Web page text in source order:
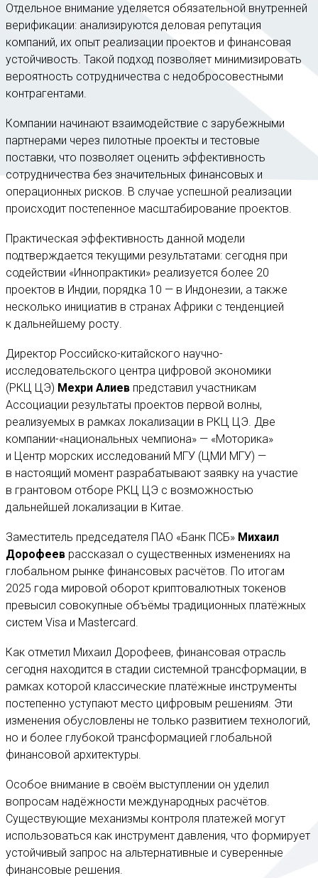
Отдельное внимание уделяется обязательной внутренней
верификации: анализируются деловая репутация
компаний, их опыт реализации проектов и финансовая
устойчивость. Такой подход позволяет минимизировать
вероятность сотрудничества с недобросовестными
контрагентами.
Компании начинают взаимодействие с зарубежными
партнерами через пилотные проекты и тестовые
поставки, что позволяет оценить эффективность
сотрудничества без значительных финансовых и
операционных рисков. В случае успешной реализации
происходит постепенное масштабирование проектов.
Практическая эффективность данной модели
подтверждается текущими результатами: сегодня при
содействии «Иннопрактики» реализуется более 20
проектов в Индии, порядка 10 — в Индонезии, а также
несколько инициатив в странах Африки с тенденцией
к дальнейшему росту.
Директор Российско-китайского научно-
исследовательского центра цифровой экономики
(РКЦ ЦЭ) Мехри Алиев представил участникам
Ассоциации результаты проектов первой волны,
реализуемых в рамках локализации в РКЦ ЦЭ. Две
компании-«национальных чемпиона» — «Моторика»
и Центр морских исследований МГУ (ЦМИ МГУ) —
в настоящий момент разрабатывают заявку на участие
в грантовом отборе РКЦ ЦЭ с возможностью
дальнейшей локализации в Китае.
Заместитель председателя ПАО «Банк ПСБ» Михаил
Дорофеев рассказал о существенных изменениях на
глобальном рынке финансовых расчётов. По итогам
2025 года мировой оборот криптовалютных токенов
превысил совокупные объёмы традиционных платёжных
систем Visa и Mastercard.
Как отметил Михаил Дорофеев, финансовая отрасль
сегодня находится в стадии системной трансформации, в
рамках которой классические платёжные инструменты
постепенно уступают место цифровым решениям. Эти
изменения обусловлены не только развитием технологий,
но и более глубокой трансформацией глобальной
финансовой архитектуры.
Особое внимание в своём выступлении он уделил
вопросам надёжности международных расчётов.
Существующие механизмы контроля платежей могут
использоваться как инструмент давления, что формирует
устойчивый запрос на альтернативные и суверенные
финансовые решения.